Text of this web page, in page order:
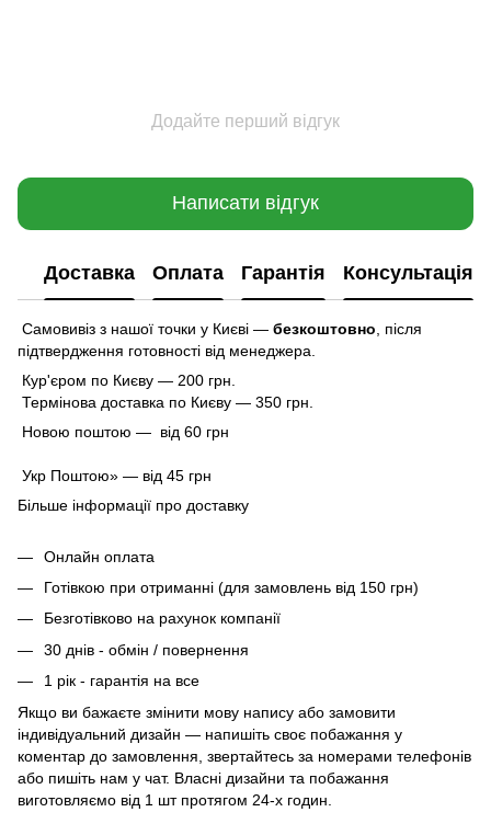
Додайте перший відгук
Написати відгук
Доставка Оплата Гарантія Консультація
Самовивіз з нашої точки у Києві — безкоштовно
після
підтвердження готовності від менеджера.
Кур'єром по Києву — 200 грн.
Термінова доставка по Києву — 350 грн.
Новою поштою — від 60 грн
Укр Поштою» — від 45 грн
Більше інформації про доставку
Онлайн оплата
Готівкою при отриманні (для замовлень від 150 грн)
Безготівково на рахунок компанії
30 днів - обмін / повернення
1 рік - гарантія на все
Якщо ви бажаєте змінити мову напису або замовити
індивідуальний дизайн — напишіть своє побажання у
коментар до замовлення, звертайтесь за номерами телефонів
або пишіть нам у чат. Власні дизайни та побажання
виготовляємо від 1 шт протягом 24-х годин.